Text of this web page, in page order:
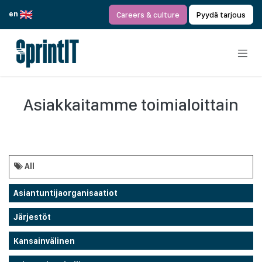
en
Careers & culture Pyydä tarjous
Asiakkaitamme toimialoittain
All
Asiantuntijaorganisaatiot
Järjestöt
Kansainvälinen